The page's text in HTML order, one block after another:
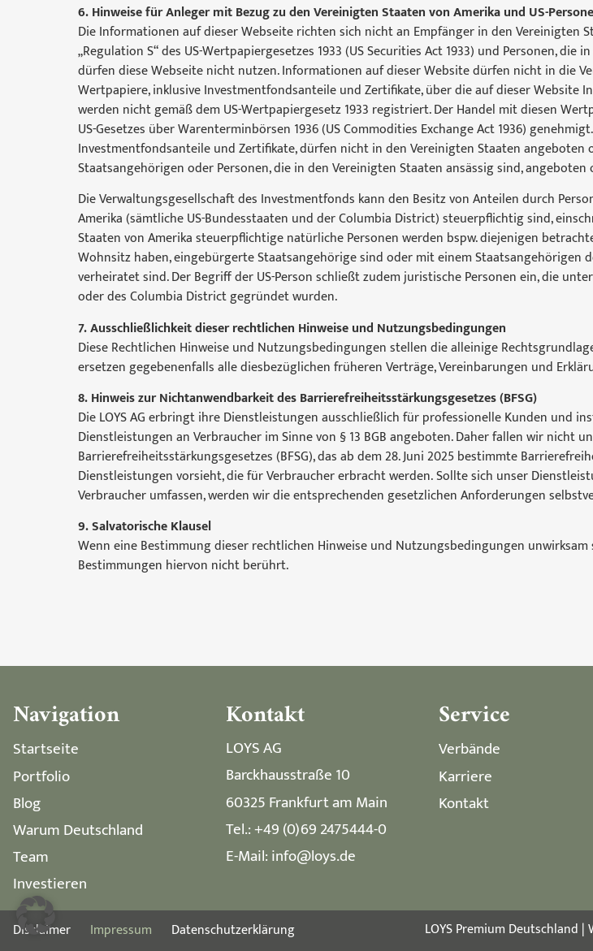
6. Hinweise für Anleger mit Bezug zu den Vereinigten Staaten von Amerika und US-
Die Informationen auf dieser Webseite richten sich nicht an Empfänger in den Vereinigten
„Regulation S“ des US-Wertpapiergesetzes 1933 (US Securities Act 1933) und Personen, die
dürfen diese Webseite nicht nutzen. Informationen auf dieser Website dürfen nicht in die
Wertpapiere, inklusive Investmentfondsanteile und Zertifikate, über die auf dieser Website
werden nicht gemäß dem US-Wertpapiergesetz 1933 registriert. Der Handel mit diesen
US-Gesetzes über Warenterminbörsen 1936 (US Commodities Exchange Act 1936)
Investmentfondsanteile und Zertifikate, dürfen nicht in den Vereinigten Staaten angeboten
Staatsangehörigen oder Personen, die in den Vereinigten Staaten ansässig sind,
Die Verwaltungsgesellschaft des Investmentfonds kann den Besitz von Anteilen durch
Amerika (sämtliche US-Bundesstaaten und der Columbia District) steuerpflichtig sind,
Staaten von Amerika steuerpflichtige natürliche Personen werden bspw. diejenigen
Wohnsitz haben, eingebürgerte Staatsangehörige sind oder mit einem Staatsangehörigen
verheiratet sind. Der Begriff der US-Person schließt zudem juristische Personen ein, die
oder des Columbia District gegründet wurden.
7. Ausschließlichkeit dieser rechtlichen Hinweise und Nutzungsbedingungen
Diese Rechtlichen Hinweise und Nutzungsbedingungen stellen die alleinige
ersetzen gegebenenfalls alle diesbezüglichen früheren Verträge, Vereinbarungen und
8. Hinweis zur Nichtanwendbarkeit des Barrierefreiheitsstärkungsgesetzes (BFSG)
Die LOYS AG erbringt ihre Dienstleistungen ausschließlich für professionelle Kunden und
Dienstleistungen an Verbraucher im Sinne von § 13 BGB angeboten. Daher fallen wir nicht
Barrierefreiheitsstärkungsgesetzes (BFSG), das ab dem 28. Juni 2025 bestimmte
Dienstleistungen vorsieht, die für Verbraucher erbracht werden. Sollte sich unser
Verbraucher umfassen, werden wir die entsprechenden gesetzlichen Anforderungen
9. Salvatorische Klausel
Wenn eine Bestimmung dieser rechtlichen Hinweise und Nutzungsbedingungen
Bestimmungen hiervon nicht berührt.
Navigation
Startseite
Portfolio
Blog
Warum Deutschland
Team
Investieren
Kontakt
LOYS AG
Barckhausstraße 10
60325 Frankfurt am Main
Tel.: +49 (0)69 2475444-0
E-Mail: info@loys.de
Service
Verbände
Karriere
Kontakt
Disclaimer Impressum Datenschutzerklärung LOYS Premium Deutschland |